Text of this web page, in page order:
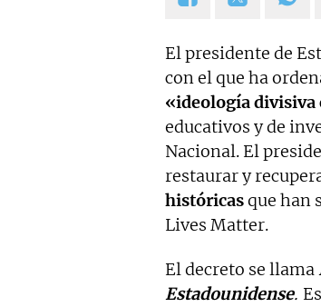
El presidente de
con el que ha
«ideología divisiva
educativos y de
Nacional. El
restaurar y
históricasque han
Lives Matter.
El decreto se llama
Estadounidense.